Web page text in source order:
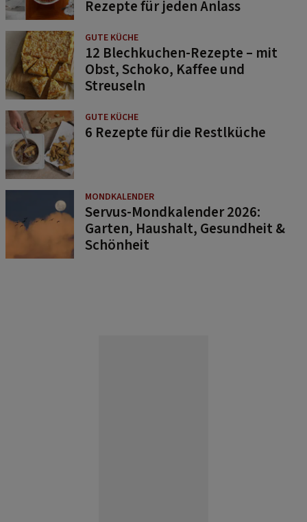
Rezepte für jeden Anlass
GUTE KÜCHE
12 Blechkuchen-Rezepte – mit
Obst, Schoko, Kaffee und
Streuseln
GUTE KÜCHE
6 Rezepte für die Restlküche
MONDKALENDER
Servus-Mondkalender 2026:
Garten, Haushalt, Gesundheit &
Schönheit